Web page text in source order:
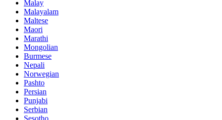
Malay
Malayalam
Maltese
Maori
Marathi
Mongolian
Burmese
Nepali
Norwegian
Pashto
Persian
Punjabi
Serbian
Sesotho